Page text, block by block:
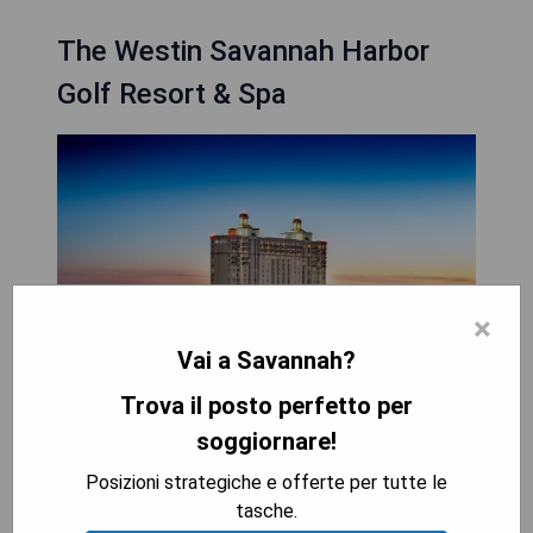
The Westin Savannah Harbor
Golf Resort & Spa
Das Westin Savannah Harbor Golf Resort & Spa
liegt im Savannah River District, neben dem
Savannah International Trade and Convention
×
Vai a Savannah?
Trova il posto perfetto per
soggiornare!
Posizioni strategiche e offerte per tutte le
tasche.